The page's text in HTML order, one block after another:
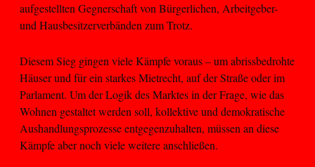
aufgestellten Gegnerschaft von Bürgerlichen, Arbeitgeber-
und Hausbesitzerverbänden zum Trotz.
Diesem Sieg gingen viele Kämpfe voraus – um abrissbedrohte
Häuser und für ein starkes Mietrecht, auf der Straße oder im
Parlament. Um der Logik des Marktes in der Frage, wie das
Wohnen gestaltet werden soll, kollektive und demokratische
Aushandlungsprozesse entgegenzuhalten, müssen an diese
Kämpfe aber noch viele weitere anschließen.